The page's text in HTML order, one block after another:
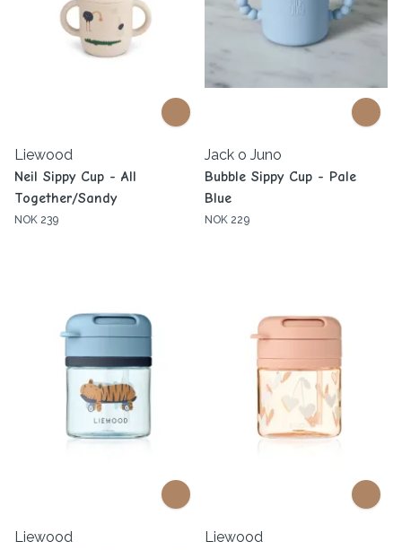
Liewood
Neil Sippy Cup - All
Together/Sandy
NOK 239
Jack o Juno
Bubble Sippy Cup - Pale
Blue
NOK 229
Liewood Liewood